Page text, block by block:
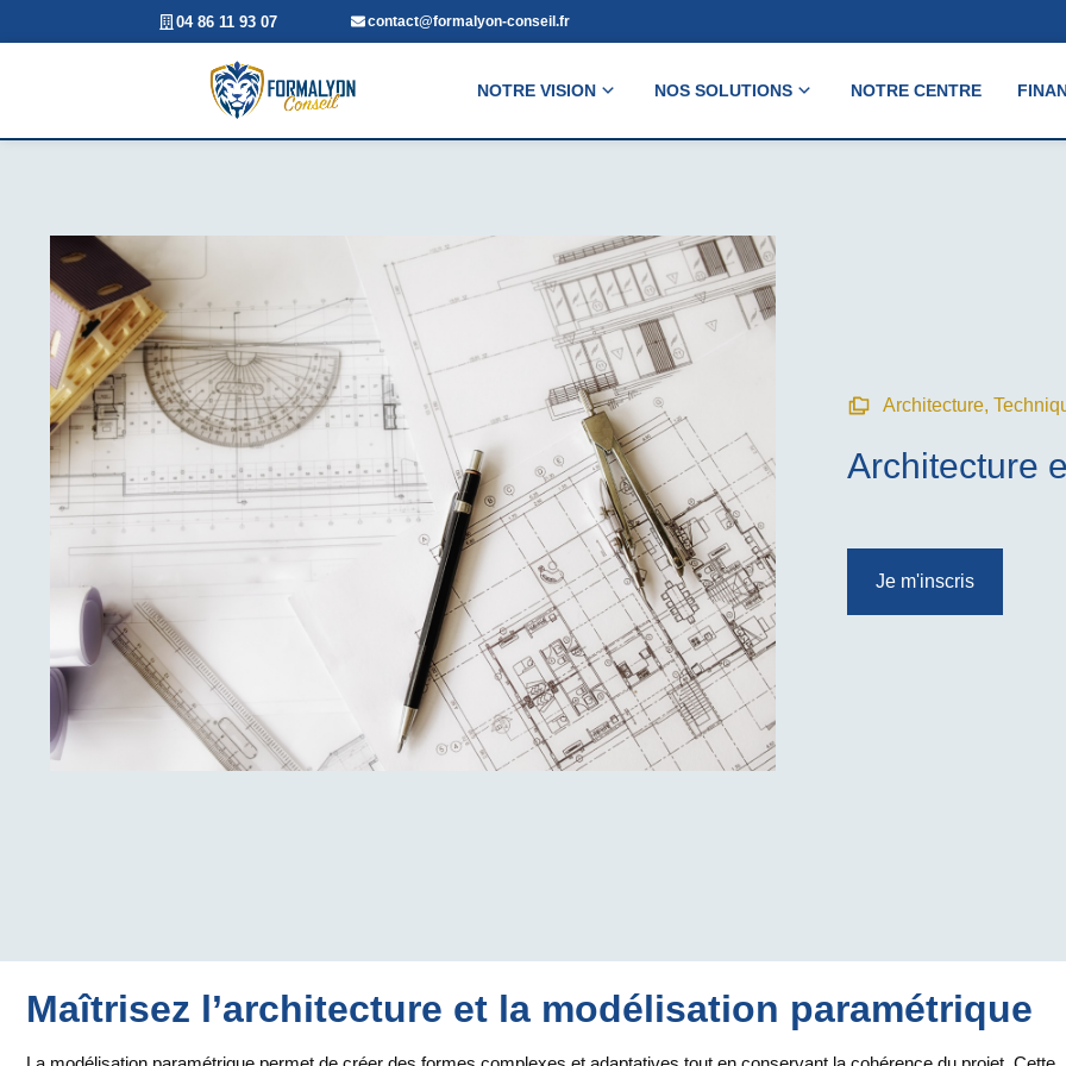
04 86 11 93 07 contact@formalyon-conseil.fr
NOTRE VISION NOS SOLUTIONS NOTRE CENTRE
Architecture,
Architecture
Je m'inscris
Maîtrisez l’architecture et la modélisation paramétrique